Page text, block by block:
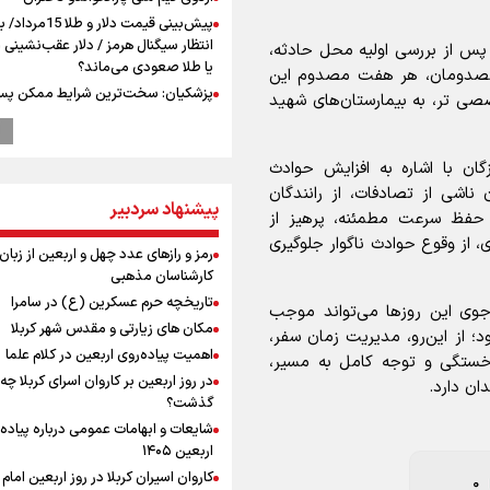
از بررسی اولیه محل حادثه،
مصدومان، هر هفت مصدوم این
تر، به بیمارستان‌های شهید
با اشاره به افزایش حوادث
از تصادفات، از رانندگان
حفظ سرعت مطمئنه، پرهیز از
وقوع حوادث ناگوار جلوگیری
این روزها می‌تواند موجب
از این‌رو، مدیریت زمان سفر،
و توجه کامل به مسیر،
دارد.
0
پیش‌بینی قیمت دلار و
انتظار سیگنال هرمز / دلار
یا طلا صعودی می‌ماند؟
پزشکیان: سخت‌ترین شرایط ممکن
انقلاب را تجربه میکنیم/ اگر تا امروز
بخاطر همه‌ مردم نجیب ایران بوده
راویان عشق در مرز مهران؛ روایت
رسانه‌ای اربعین از قاب دوربین
ایلامی
ترس نتانیاهو از ترور
فرود یک بالگرد در بیمارستان رمبام در
اشغالی در پی هلاکت ۲ نظامی
زخمی شدن ۷ نظامی دیگر
ارتش صهیونیستی زمین‌های کشاورزی
جنوب لبنان را به آتش کشید
چه کسی باید قیمت‌ها را تعیین کند؟
وزیر خارجه مصر: رژیم اسراییل بدون
حقوق مشروع مردم فلسطین امنیت
پیشنهاد سردبیر
رمز و رازهای عدد چهل و اربعین از زبان
کارشناسان مذهبی
تاریخچه حرم عسکرین (ع) در سامرا
مکان های زیارتی و مقدس شهر کربلا
اهمیت پیاده‌روی اربعین در کلام علما
در روز اربعین بر کاروان اسرای کربلا چه
گذشت؟
شایعات و ابهامات عمومی درباره
اربعین ۱۴۰۵
کاروان اسیران کربلا در روز اربعین